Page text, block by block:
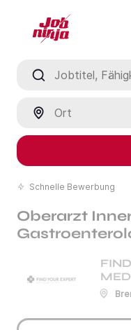
Schnelle Bewerbung
Oberarzt